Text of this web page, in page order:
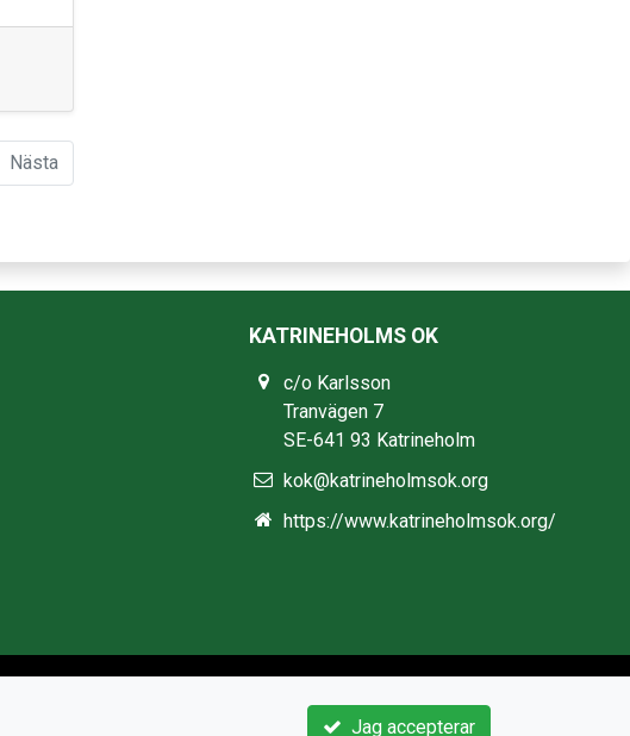
Nästa
KATRINEHOLMS OK
c/o Karlsson
Tranvägen 7
SE-641 93 Katrineholm
kok@katrineholmsok.org
https://www.katrineholmsok.org/
Jag accepterar